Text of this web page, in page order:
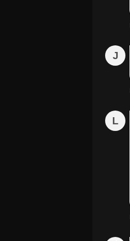
J
L